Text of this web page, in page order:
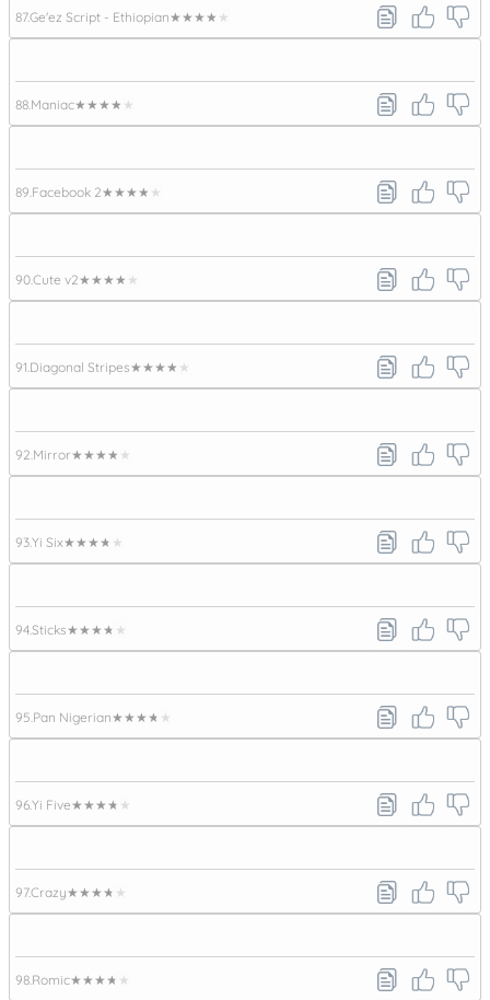
87.Ge'ez Script - Ethiopian★★★★★
88. Maniac★★★★★
89. Facebook 2★★★★★
90.Cute v2★★★★★
91. Diagonal Stripes★★★★★
92. Mirror★★★★★
93.Yi Six★★★★★
94.Sticks★★★★★
95. Pan Nigerian★★★★★
96.Yi Five★★★★★
97.Crazy★★★★★
98. Romic★★★★★